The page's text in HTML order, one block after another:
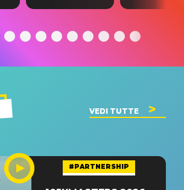
traduzione e
del singolo
testo,
VEDI TUTTE
#PARTNERSHIP